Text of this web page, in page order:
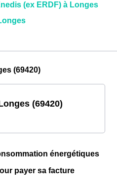
(ex ERDF) à Longes
(69420)
(69420)
énergétiques
payer sa facture